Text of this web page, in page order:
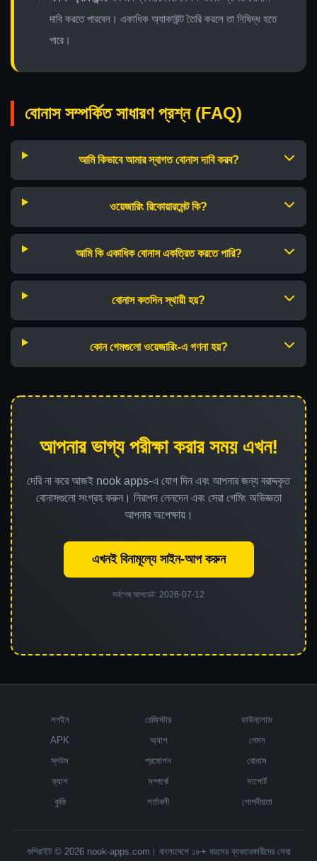
দাবি করতে পারবেন। একাধিক অ্যাকাউন্ট তৈরি করলে তা নিষিদ্ধ হতে
পারে।
বোনাস সম্পর্কিত সাধারণ প্রশ্ন (FAQ)
আমি কিভাবে আমার স্বাগত বোনাস দাবি করব?
ওয়েজারিং রিকোয়ারমেন্ট কি?
আমি কি একাধিক বোনাস একত্রিত করতে পারি?
বোনাস কতদিন স্থায়ী হয়?
কোন গেমগুলো ওয়েজারিং-এ গণনা হয়?
আপনার ভাগ্য পরীক্ষা করার সময় এখন!
দেরি না করে আজই nook apps-এ যোগ দিন এবং আপনার জন্য বরাদ্দকৃত
বোনাসগুলো সংগ্রহ করুন। নিরাপদ লেনদেন এবং সেরা গেমিং অভিজ্ঞতা
আপনার অপেক্ষায়।
এখনই বিনামূল্যে সাইন-আপ করুন
সর্বশেষ আপডেট: 2026-07-12
লগইন রেজিস্টার
ডাউনলোড
APK
অ্যাপ
গেমস
স্লটস
প্রমোশন
বোনাস
ক্যাশ
সম্পর্কে
সাপোর্ট
কুকি
শর্তাবলী গোপনীয়তা
কপিরাইট © 2026 nook-apps.com। বাংলাদেশে ১৮+ বয়সের ব্যবহারকারীদের সেবা